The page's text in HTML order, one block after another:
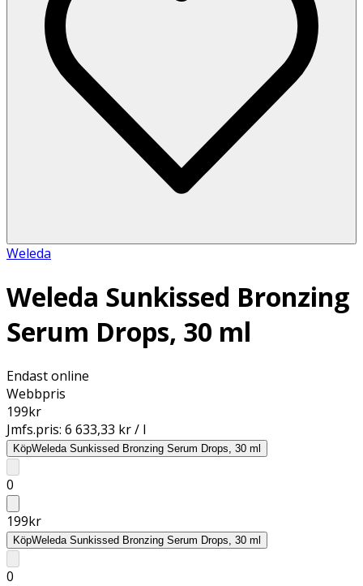
Weleda
Weleda Sunkissed Bronzing
Serum Drops, 30 ml
Endast online
Webbpris
199kr
Jmfs.pris: 6 633,33 kr / l
KöpWeleda Sunkissed Bronzing Serum Drops, 30 ml
0
199kr
KöpWeleda Sunkissed Bronzing Serum Drops, 30 ml
0